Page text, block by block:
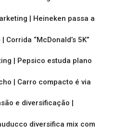
| Heineken passa a
Corrida “McDonald’s 5K”
| Pepsico estuda plano
| Carro compacto é via
e diversificação |
diversifica mix com